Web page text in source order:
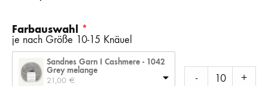
Farbauswahl
je nach Größe 10-15 Knäuel
Sandnes Garn I Cashmere - 1042
Grey melange
21,00 €
- +